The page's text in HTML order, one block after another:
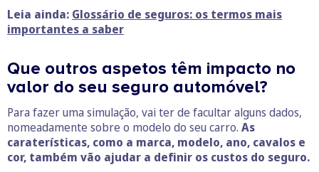
Leia ainda: Glossário de seguros: os termos mais
importantes a saber
Que outros aspetos têm impacto no
valor do seu seguro automóvel?
Para fazer uma simulação, vai ter de facultar alguns dados,
nomeadamente sobre o modelo do seu carro. As
caraterísticas, como a marca, modelo, ano, cavalos e
cor, também vão ajudar a definir os custos do seguro.